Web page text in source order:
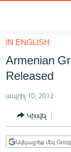
հիմնական
բովանդակությանը
Անցնել
հիմնական
մենյուին
ԻՐԱՎՈՒՆՔ
IN ENGLISH
Armenian
Released
ապրիլ 10, 2012
Կիսվել
Ավելացրեք մեզ